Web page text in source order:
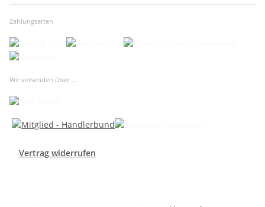
Zahlungsarten
Wir versenden über ...
Vertrag widerrufen